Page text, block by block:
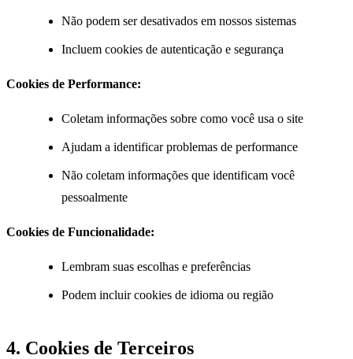
Não podem ser desativados em nossos sistemas
Incluem cookies de autenticação e segurança
Cookies de Performance:
Coletam informações sobre como você usa o site
Ajudam a identificar problemas de performance
Não coletam informações que identificam você
pessoalmente
Cookies de Funcionalidade:
Lembram suas escolhas e preferências
Podem incluir cookies de idioma ou região
4. Cookies de Terceiros